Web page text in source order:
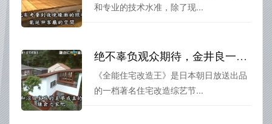
和专业的技术水准，除了现...
绝不辜负观众期待，金井良一主导巨献《全能住宅改造王》回归
《全能住宅改造王》是日本朝日放送出品
的一档著名住宅改造综艺节...